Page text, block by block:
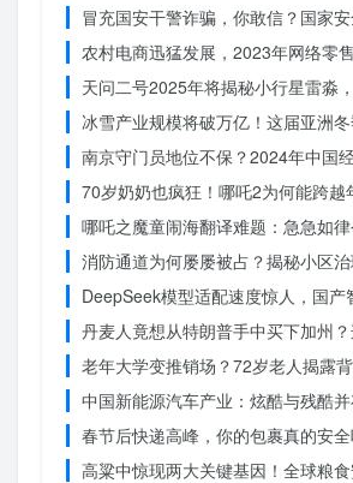
冒充国安干警诈骗，你敢信？国家
农村电商迅猛发展，2023年网络零
天问二号2025年将揭秘小行星雷淼
冰雪产业规模将破万亿！这届亚洲
南京守门员地位不保？2024年中国
70岁奶奶也疯狂！哪吒2为何能跨
哪吒之魔童闹海翻译难题：急急如律
消防通道为何屡屡被占？揭秘小区治
DeepSeek模型适配速度惊人，国
丹麦人竟想从特朗普手中买下加州
老年大学变推销场？72岁老人揭露
中国新能源汽车产业：炫酷与残酷并
春节后快递高峰，你的包裹真的安全
高粱中惊现两大关键基因！全球粮食